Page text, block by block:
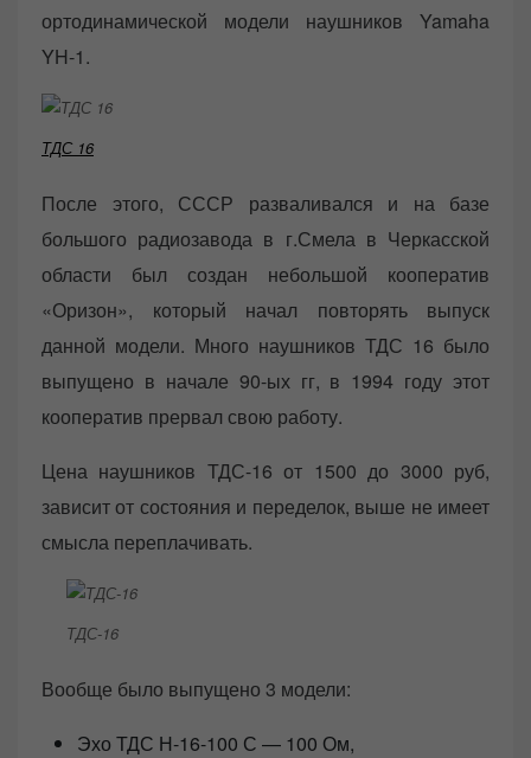
ортодинамической модели наушников Yamaha
YH-1.
ТДС 16
После этого, СССР разваливался и на базе
большого радиозавода в г.Смела в Черкасской
области был создан небольшой кооператив
«Оризон», который начал повторять выпуск
данной модели. Много наушников ТДС 16 было
выпущено в начале 90-ых гг, в 1994 году этот
кооператив прервал свою работу.
Цена наушников ТДС-16 от 1500 до 3000 руб,
зависит от состояния и переделок, выше не имеет
смысла переплачивать.
ТДС-16
Вообще было выпущено 3 модели:
Эхо ТДС Н-16-100 С — 100 Ом,